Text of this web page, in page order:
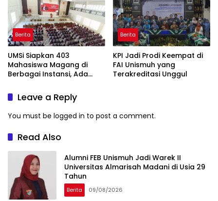
Berita
UMSi Siapkan 403
Mahasiswa Magang di
Berbagai Instansi, Ada
Taiwan
Berita
KPI Jadi Prodi Keempat di
FAI Unismuh yang
Terakreditasi Unggul
Leave a Reply
You must be logged in to post a comment.
Read Also
Alumni FEB Unismuh Jadi Warek II
Universitas Almarisah Madani di Usia 29
Tahun
Berita 09/08/2026